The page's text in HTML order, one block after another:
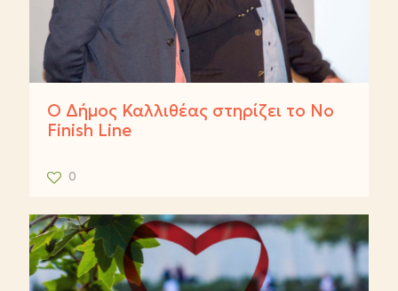
Ο Δήμος Καλλιθέας στηρίζει το Νο
Finish Line
0